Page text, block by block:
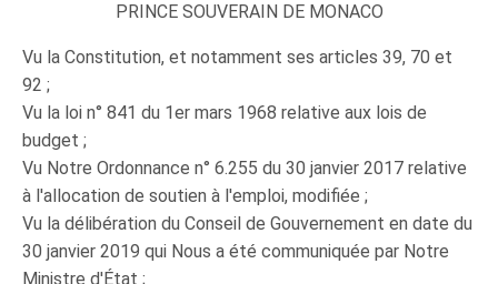
PRINCE SOUVERAIN DE MONACO
Vu la Constitution, et notamment ses articles 39, 70 et
92 ;
Vu la loi n° 841 du 1er mars 1968 relative aux lois de
budget ;
Vu Notre Ordonnance n° 6.255 du 30 janvier 2017 relative
à l'allocation de soutien à l'emploi, modifiée ;
Vu la délibération du Conseil de Gouvernement en date du
30 janvier 2019 qui Nous a été communiquée par Notre
Ministre d'État ;